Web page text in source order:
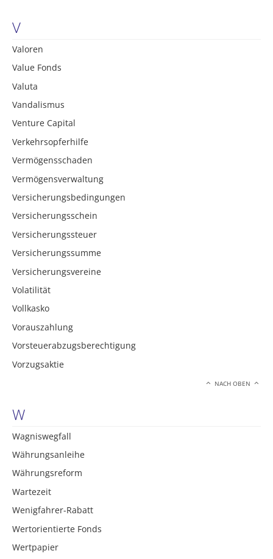
V
Valoren
Value Fonds
Valuta
Vandalismus
Venture Capital
Verkehrsopferhilfe
Vermögensschaden
Vermögensverwaltung
Versicherungsbedingungen
Versicherungsschein
Versicherungssteuer
Versicherungssumme
Versicherungsvereine
Volatilität
Vollkasko
Vorauszahlung
Vorsteuerabzugsberechtigung
Vorzugsaktie
NACH OBEN
W
Wagniswegfall
Währungsanleihe
Währungsreform
Wartezeit
Wenigfahrer-Rabatt
Wertorientierte Fonds
Wertpapier